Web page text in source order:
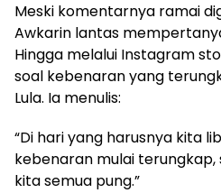
Meski komentarnya ramai
Awkarin lantas
Hingga melalui Instagram
soal kebenaran yang
Lula. Ia menulis:
“Di hari yang harusnya kita
kebenaran mulai terungkap,
kita semua pung.”